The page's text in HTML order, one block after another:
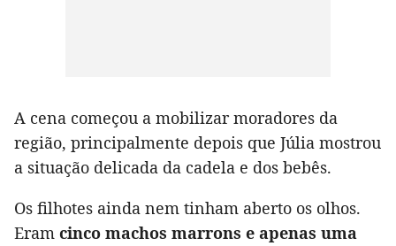
A cena começou a mobilizar moradores da
região, principalmente depois que Júlia mostrou
a situação delicada da cadela e dos bebês.
Os filhotes ainda nem tinham aberto os olhos.
Eram cinco machos marrons e apenas uma